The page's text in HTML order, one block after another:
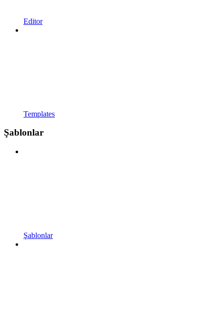
Editor
Templates
Şablonlar
Şablonlar